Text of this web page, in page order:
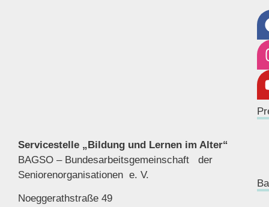
Servicestelle „Bildung und Lernen im Alter“
BAGSO – Bundesarbeitsgemeinschaft der
Seniorenorganisationen e. V.
Noeggerathstraße 49